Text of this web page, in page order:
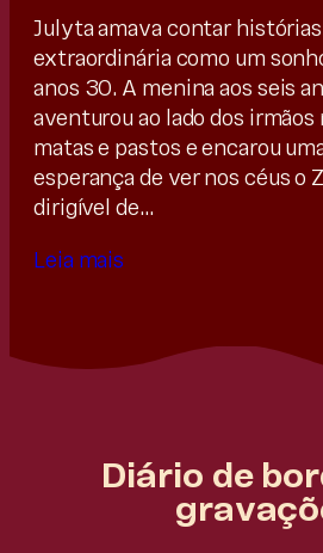
Julyta amava contar
extraordinária como um
anos 30. A menina aos seis
aventurou ao lado dos
matas e pastos e encarou
esperança de ver nos céus o
dirigível de…
Leia mais
Diário de